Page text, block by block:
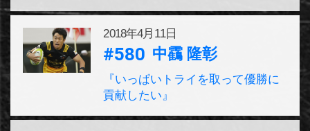
2018年4月11日
#580 中靍 隆彰
『いっぱいトライを取って優勝に
貢献したい』